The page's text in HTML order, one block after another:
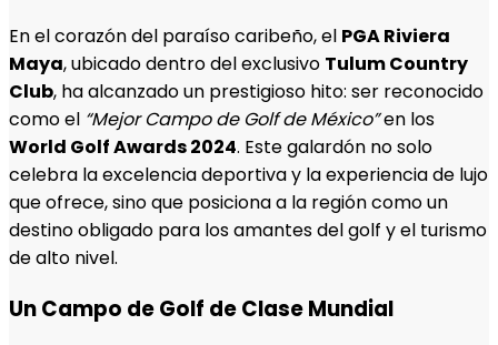
En el corazón del paraíso caribeño, el PGA Riviera
Maya, ubicado dentro del exclusivo Tulum Country
Club, ha alcanzado un prestigioso hito: ser reconocido
como el “Mejor Campo de Golf de México”en los
World Golf Awards 2024. Este galardón no solo
celebra la excelencia deportiva y la experiencia de lujo
que ofrece, sino que posiciona a la región como un
destino obligado para los amantes del golf y el turismo
de alto nivel.
Un Campo de Golf de Clase Mundial